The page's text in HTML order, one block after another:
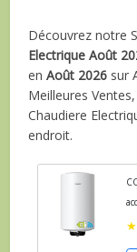
Découvrez notre
Electrique Août
en Août 2026 sur
Meilleures
Chaudiere
endroit.